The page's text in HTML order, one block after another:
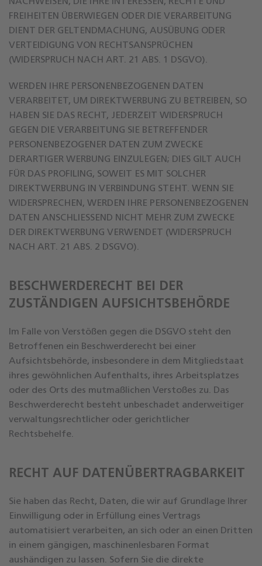
NACHWEISEN, DIE IHRE INTERESSEN, RECHTE UND
FREIHEITEN ÜBERWIEGEN ODER DIE VERARBEITUNG
DIENT DER GELTENDMACHUNG, AUSÜBUNG ODER
VERTEIDIGUNG VON RECHTSANSPRÜCHEN
(WIDERSPRUCH NACH ART. 21 ABS. 1 DSGVO).
WERDEN IHRE PERSONENBEZOGENEN DATEN
VERARBEITET, UM DIREKTWERBUNG ZU BETREIBEN, SO
HABEN SIE DAS RECHT, JEDERZEIT WIDERSPRUCH
GEGEN DIE VERARBEITUNG SIE BETREFFENDER
PERSONENBEZOGENER DATEN ZUM ZWECKE
DERARTIGER WERBUNG EINZULEGEN; DIES GILT AUCH
FÜR DAS PROFILING, SOWEIT ES MIT SOLCHER
DIREKTWERBUNG IN VERBINDUNG STEHT. WENN SIE
WIDERSPRECHEN, WERDEN IHRE PERSONENBEZOGENEN
DATEN ANSCHLIESSEND NICHT MEHR ZUM ZWECKE
DER DIREKTWERBUNG VERWENDET (WIDERSPRUCH
NACH ART. 21 ABS. 2 DSGVO).
BESCHWERDE­RECHT BEI DER
ZUSTÄNDIGEN AUFSICHTS­BEHÖRDE
Im Falle von Verstößen gegen die DSGVO steht den
Betroffenen ein Beschwerderecht bei einer
Aufsichtsbehörde, insbesondere in dem Mitgliedstaat
ihres gewöhnlichen Aufenthalts, ihres Arbeitsplatzes
oder des Orts des mutmaßlichen Verstoßes zu. Das
Beschwerderecht besteht unbeschadet anderweitiger
verwaltungsrechtlicher oder gerichtlicher
Rechtsbehelfe.
RECHT AUF DATEN­ÜBERTRAG­BARKEIT
Sie haben das Recht, Daten, die wir auf Grundlage Ihrer
Einwilligung oder in Erfüllung eines Vertrags
automatisiert verarbeiten, an sich oder an einen Dritten
in einem gängigen, maschinenlesbaren Format
aushändigen zu lassen. Sofern Sie die direkte